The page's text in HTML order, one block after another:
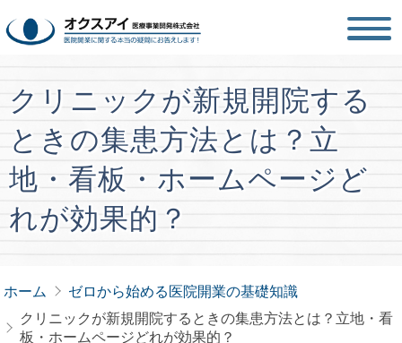
クリニックが新規開院する
ときの集患方法とは？立
地・看板・ホームページど
れが効果的？
ホーム
ゼロから始める医院開業の基礎知識
クリニックが新規開院するときの集患方法とは？立地・看
板・ホームページどれが効果的？